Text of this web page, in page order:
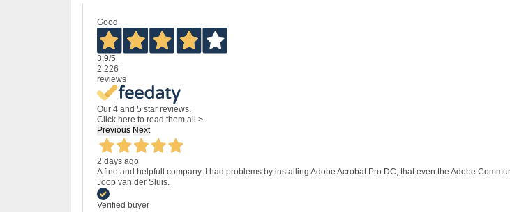
Good
3,9/5
2.226
reviews
Our 4 and 5 star reviews.
Click here to read them all >
Previous Next
2 days ago
A fine and helpfull company. I had problems by installing Adobe Acrobat Pro DC, that even the Adobe
Joop van der Sluis.
Verified buyer